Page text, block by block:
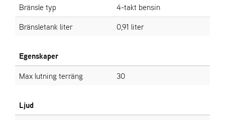
Bränsle typ
4-takt bensin
Bränsletank liter
0,91 liter
Egenskaper
Max lutning terräng
30
Ljud